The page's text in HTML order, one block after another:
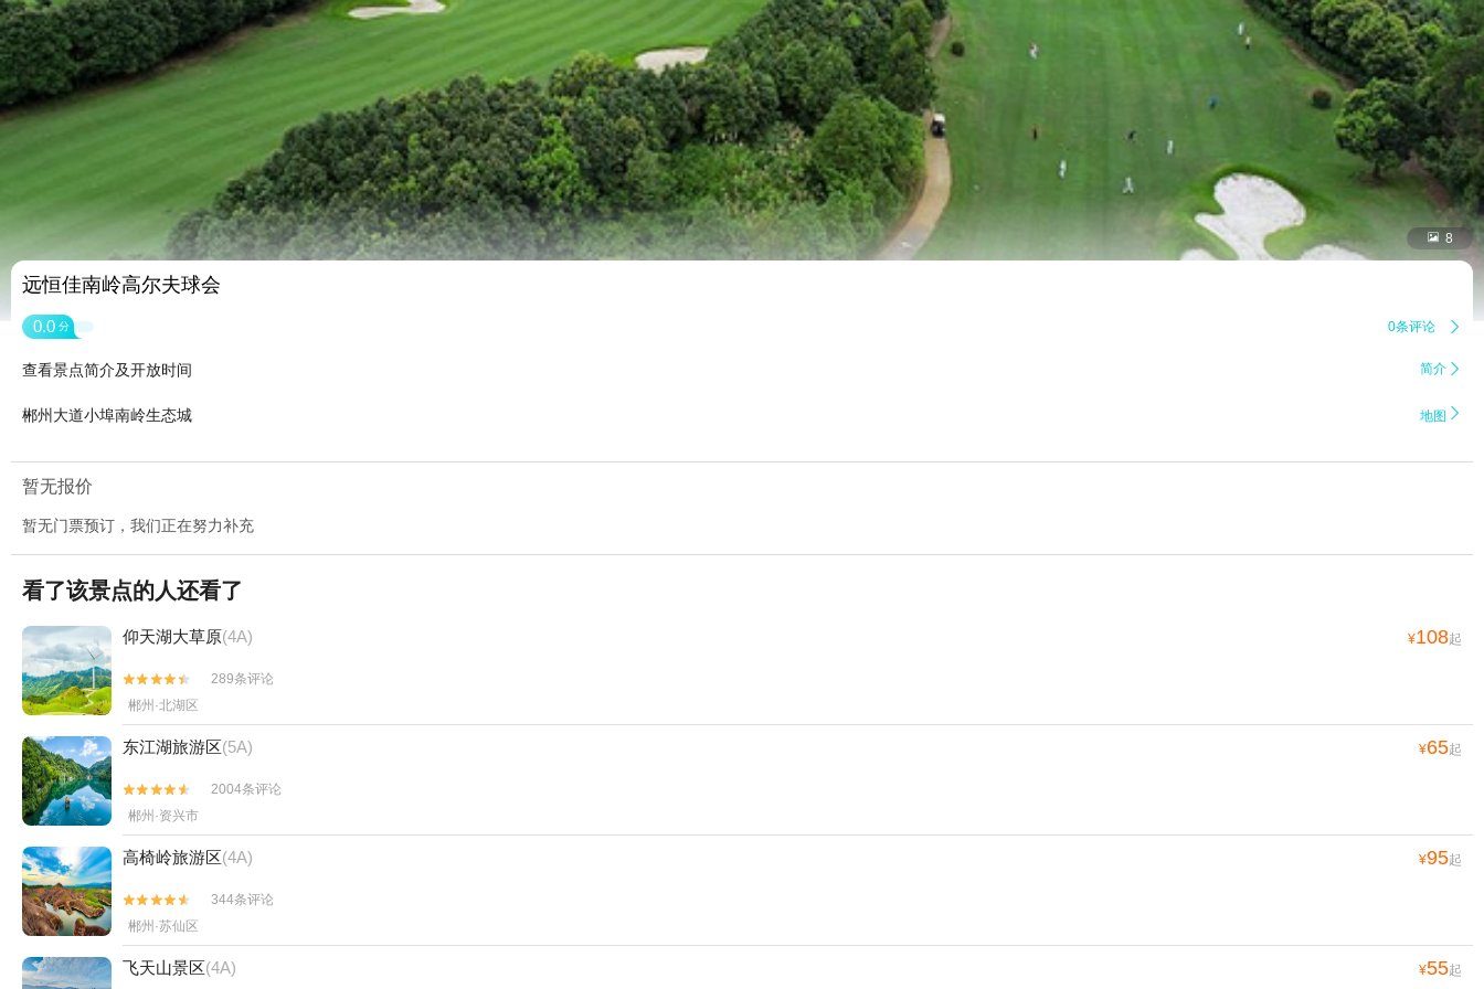
 8
远恒佳南岭高尔夫球会
0.0 分 0条评论 
查看景点简介及开放时间 简介 
郴州大道小埠南岭生态城 地图 
暂无报价
暂无门票预订，我们正在努力补充
看了该景点的人还看了
仰天湖大草原(4A) ¥108起


289条评论
郴州·北湖区
东江湖旅游区(5A) ¥65起


2004条评论
郴州·资兴市
高椅岭旅游区(4A) ¥95起


344条评论
郴州·苏仙区
飞天山景区(4A) ¥55起